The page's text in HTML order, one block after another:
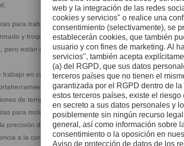
para trabajo en frío soportan matrices, punzones e
y troquelado, y funcionan a temperaturas
pero están sometidos a elevadas cargas mecánicas y
trabajo en caliente plantean exigencias adicionales a los
debido a la exposición al calor, la fatiga
de temperatura.
para moldeo por inyección de plásticos se centran en
precisión dimensional, la calidad del acabado
a la corrosión y la conductividad térmica.